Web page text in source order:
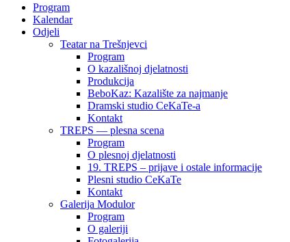
Program
Kalendar
Odjeli
Teatar na Trešnjevci
Program
O kazališnoj djelatnosti
Produkcija
BeboKaz: Kazalište za najmanje
Dramski studio CeKaTe-a
Kontakt
TREPS — plesna scena
Program
O plesnoj djelatnosti
19. TREPS – prijave i ostale informacije
Plesni studio CeKaTe
Kontakt
Galerija Modulor
Program
O galeriji